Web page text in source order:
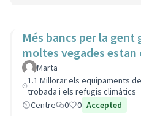
Més bancs per la gent
moltes vegades estan
Marta
1.1 Millorar els equipaments
trobada i els refugis climàtics
Centre
0 0 Accepted